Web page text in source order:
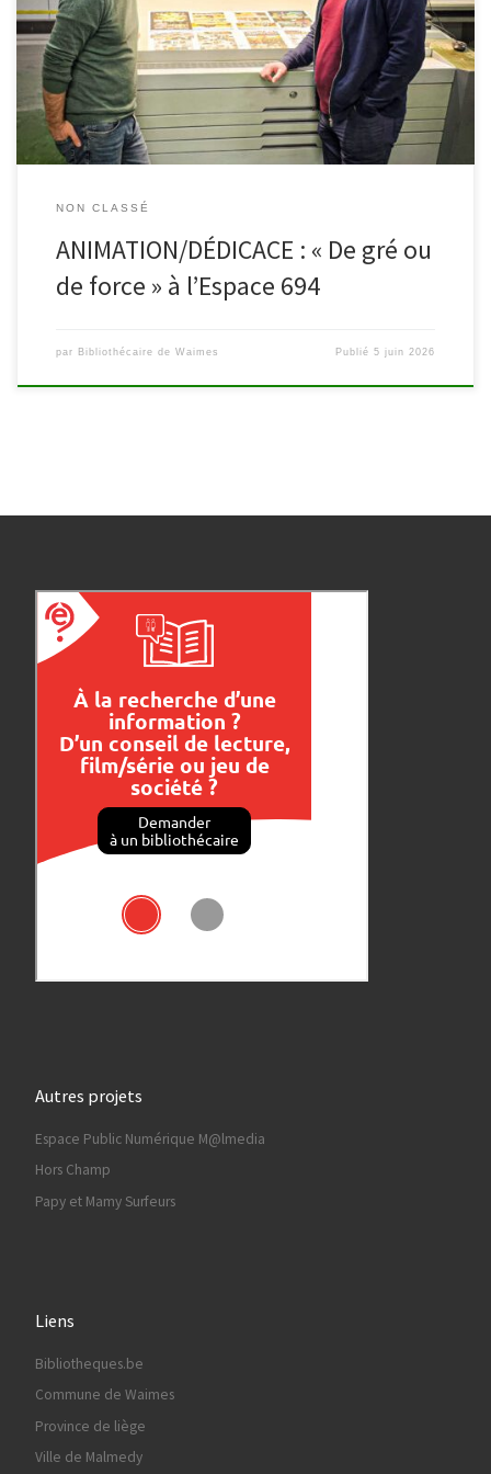
en présence de Frédéric Moray et d’Olivier Pirnay, auteur et
dessinateur de De gré ou de force. À travers cette soirée
exceptionnelle, l’Espace 694 Botrange souhaite mettre à
l’honneur […]
NON CLASSÉ
ANIMATION/DÉDICACE : « De gré ou
de force » à l’Espace 694
par Bibliothécaire de Waimes Publié5 juin 2026
Autres projets
Espace Public Numérique M@lmedia
Hors Champ
Papy et Mamy Surfeurs
Liens
Bibliotheques.be
Commune de Waimes
Province de liège
Ville de Malmedy